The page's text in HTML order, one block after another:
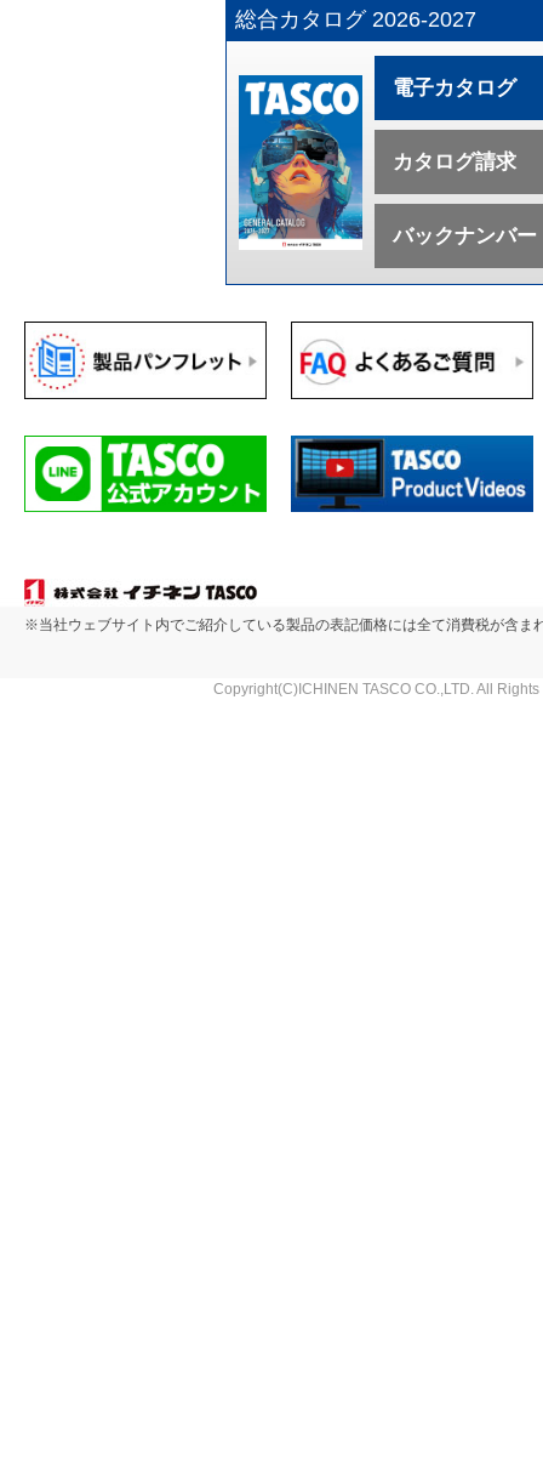
総合カタログ 2026-2027
電子カタログ
カタログ請求
バックナンバー
※当社ウェブサイト内でご紹介している製品の表記価格には全て消費税が含ま
Copyright(C)ICHINEN TASCO CO.,LTD. All